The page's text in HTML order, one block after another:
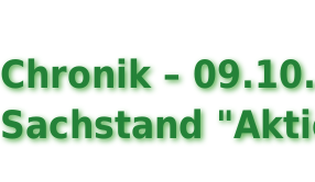
Chronik –
Sachstand